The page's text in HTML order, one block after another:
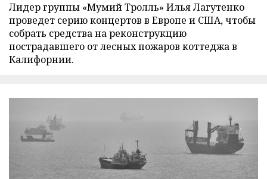
Лидер группы «Мумий Тролль» Илья Лагутенко
проведет серию концертов в Европе и США, чтобы
собрать средства на реконструкцию
пострадавшего от лесных пожаров коттеджа в
Калифорнии.